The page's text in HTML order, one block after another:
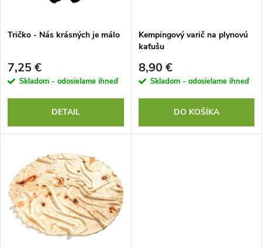
e
p
r
o
u
k
s
p
r
u
k
Tričko - Nás krásných je málo
7,25 €
Skladom - odosielame ihneď
DETAIL
Kempingový varič na plynovú
kaťušu
8,90 €
Skladom - odosielame ihneď
DO KOŠÍKA